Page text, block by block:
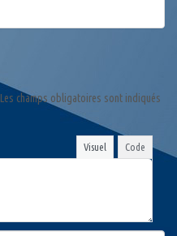
Les champs obligatoires sont indiqués
Visuel Code